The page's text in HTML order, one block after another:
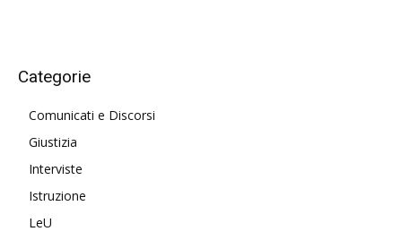
Categorie
Comunicati e Discorsi
Giustizia
Interviste
Istruzione
LeU